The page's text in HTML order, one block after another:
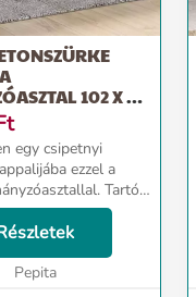
102 X 50
egy csipetnyi
ezzel a
Tartós
fa kivételes
felületű, szilárd,
a
...
Pepita